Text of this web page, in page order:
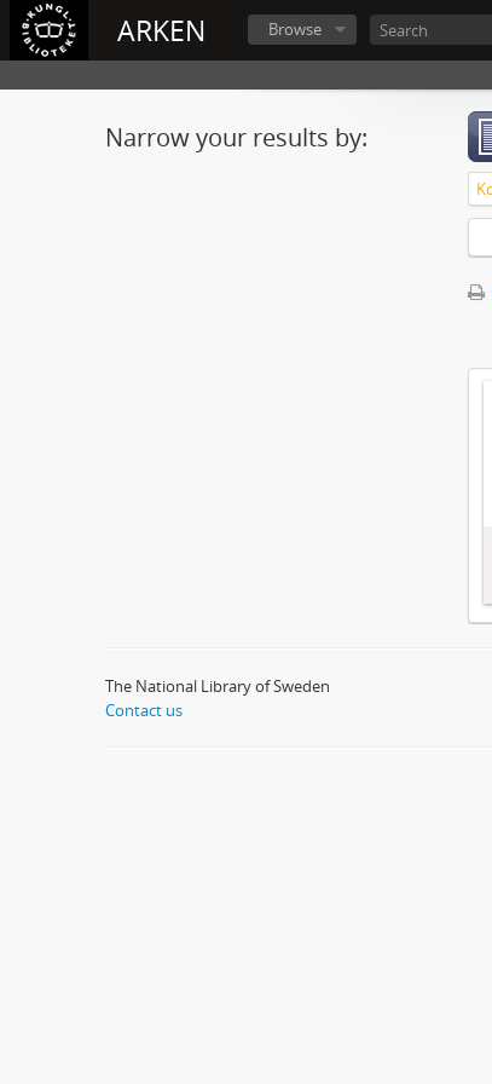
ARKEN Browse
Narrow your results by:
The National Library of Sweden
Contact us